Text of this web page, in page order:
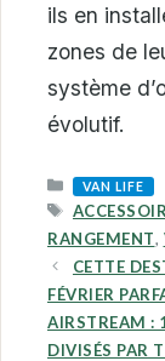
ils en
zones de
système
évolutif.
CATEGORIES
VAN LIFE
TAGS
RANGEMENT,
CETTE
FÉVRIER
AIRSTREAM :
DIVISÉS PAR